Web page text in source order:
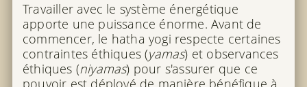
Travailler avec le système énergétique
apporte une puissance énorme. Avant de
commencer, le hatha yogi respecte certaines
contraintes éthiques (yamas) et observances
éthiques (niyamas) pour s'assurer que ce